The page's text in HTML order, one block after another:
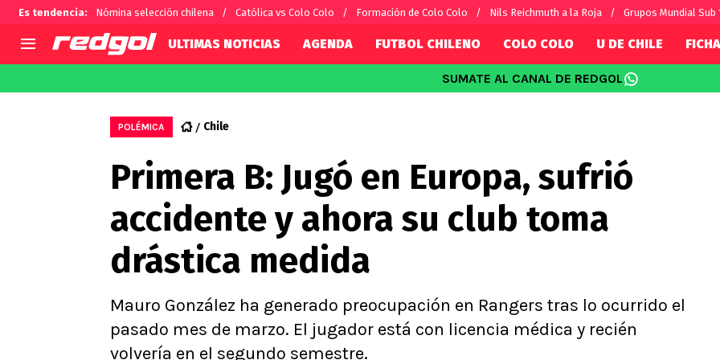
Es tendencia: Nómina selección chilena Católica vs Colo Colo Formación de Colo Colo Nils Reichmuth a la Roja Grupos Mundial Sub
Selección Chilena
U de Chile
U Católica
Campeonato Nacional
Primera B
Segunda División
Copa Chile
Supercopa Chile
Campeonato Femenino
Alexis Sánchez
Carlos Palacios
Chilenos por el mundo
Fútbol Argentino
Fútbol Brasileño
ULTIMAS NOTICIAS AGENDA FUTBOL CHILENO COLO COLO U DE CHILE
SUMATE AL CANAL DE REDGOL
POLÉMICA Chile
Primera B: Jugó en Europa, sufrió
accidente y ahora su club toma
drástica medida
Mauro González ha generado preocupación en Rangers tras lo ocurrido el
pasado mes de marzo. El jugador está con licencia médica y recién
volvería en el segundo semestre.